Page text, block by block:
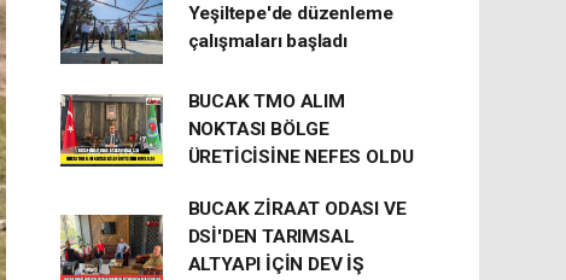
Yeşiltepe'de düzenleme
çalışmaları başladı
BUCAK TMO ALIM
NOKTASI BÖLGE
ÜRETİCİSİNE NEFES OLDU
BUCAK ZİRAAT ODASI VE
DSİ'DEN TARIMSAL
ALTYAPI İÇİN DEV İŞ